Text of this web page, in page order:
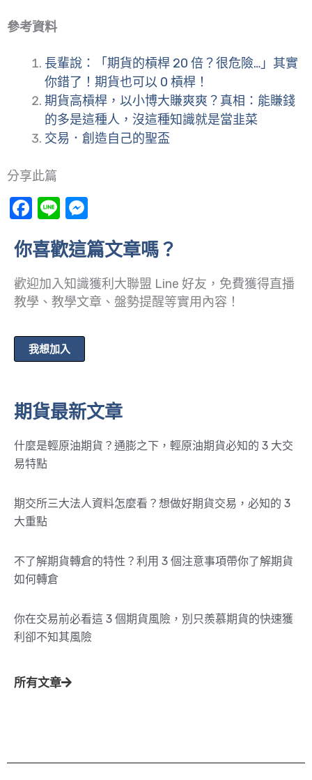
參考資料
長輩說：「期貨的槓桿 20 倍？很危險…」其實
你錯了！期貨也可以 0 槓桿！
期貨高槓桿，以小博大賺爽爽？真相：能賺錢
的多是這種人，沒這種知識就是當韭菜
交易．創造自己的聖盃
分享此篇
Facebook
Line
你喜歡這篇文章嗎？
歡迎加入知識獲利大聯盟 Line 好友，免費獲得直播
教學、教學文章、盤勢提醒等實用內容！
我想加入
期貨最新文章
什麼是輕原油期貨？通膨之下，輕原油期貨必知的 3 大交
易特點
期交所三大法人資料怎麼看？想做好期貨交易，必知的 3
大重點
不了解期貨轉倉的特性？利用 3 個注意事項帶你了解期貨
如何轉倉
你在交易前必看這 3 個期貨風險，別只羨慕期貨的快速獲
利卻不知其風險
所有文章